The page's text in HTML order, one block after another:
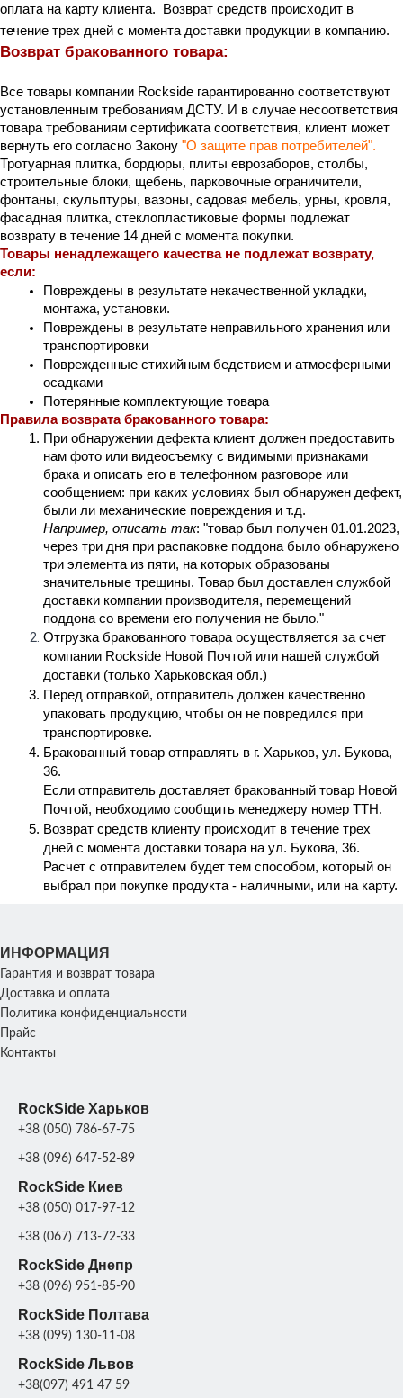
оплата на карту клиента.  Возврат средств происходит в
течение трех дней с момента доставки продукции в компанию.
Возврат бракованного товара:
Все товары компании Rockside гарантированно соответствуют
установленным требованиям ДСТУ. И в случае несоответствия
товара требованиям сертификата соответствия, клиент может
вернуть его согласно Закону "О защите прав потребителей".
Тротуарная плитка, бордюры, плиты еврозаборов, столбы,
строительные блоки, щебень, парковочные ограничители,
фонтаны, скульптуры, вазоны, садовая мебель, урны, кровля,
фасадная плитка, стеклопластиковые формы подлежат
возврату в течение 14 дней с момента покупки.
Товары ненадлежащего качества не подлежат возврату,
если:
Повреждены в результате некачественной укладки,
монтажа, установки.
Повреждены в результате неправильного хранения или
транспортировки
Поврежденные стихийным бедствием и атмосферными
осадками
Потерянные комплектующие товара
Правила возврата бракованного товара:
При обнаружении дефекта клиент должен предоставить
нам фото или видеосъемку с видимыми признаками
брака и описать его в телефонном разговоре или
сообщением: при каких условиях был обнаружен дефект,
были ли механические повреждения и т.д.
Например, описать так: "товар был получен 01.01.2023,
через три дня при распаковке поддона было обнаружено
три элемента из пяти, на которых образованы
значительные трещины. Товар был доставлен службой
доставки компании производителя, перемещений
поддона со времени его получения не было."
Отгрузка бракованного товара осуществляется за счет
компании Rockside Новой Почтой или нашей службой
доставки (только Харьковская обл.)
Перед отправкой, отправитель должен качественно
упаковать продукцию, чтобы он не повредился при
транспортировке.
Бракованный товар отправлять в г. Харьков, ул. Букова,
36.
Если отправитель доставляет бракованный товар Новой
Почтой, необходимо сообщить менеджеру номер ТТН.
Возврат средств клиенту происходит в течение трех
дней с момента доставки товара на ул. Букова, 36.
Расчет с отправителем будет тем способом, который он
выбрал при покупке продукта - наличными, или на карту.
ИНФОРМАЦИЯ
Гарантия и возврат товара
Доставка и оплата
Политика конфиденциальности
Прайс
Контакты
RockSide Харьков
+38 (050) 786-67-75
+38 (096) 647-52-89
RockSide Киев
+38 (050) 017-97-12
+38 (067) 713-72-33
RockSide Днепр
+38 (096) 951-85-90
RockSide Полтава
+38 (099) 130-11-08
RockSide Львов
+38(097) 491 47 59